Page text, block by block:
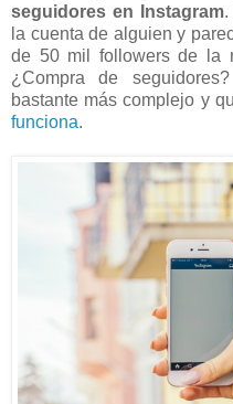
seguidores en Instagram
la cuenta de alguien y
de 50 mil followers de la
¿Compra de
bastante más complejo y
funciona.